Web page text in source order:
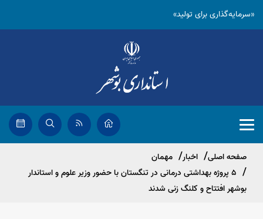
«سرمایه‌گذاری برای تولید»
صفحه اصلی اخبار
مهمان
۵ پروژه بهداشتی درمانی در تنگستان با حضور وزیر علوم و استاندار
بوشهر افتتاح و کلنگ زنی شدند